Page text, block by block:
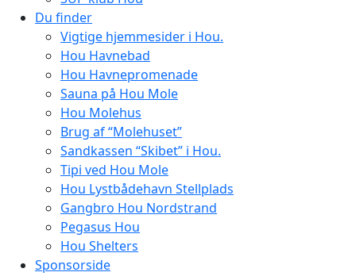
Du finder
Vigtige hjemmesider i Hou.
Hou Havnebad
Hou Havnepromenade
Sauna på Hou Mole
Hou Molehus
Brug af “Molehuset”
Sandkassen “Skibet” i Hou.
Tipi ved Hou Mole
Hou Lystbådehavn Stellplads
Gangbro Hou Nordstrand
Pegasus Hou
Hou Shelters
Sponsorside